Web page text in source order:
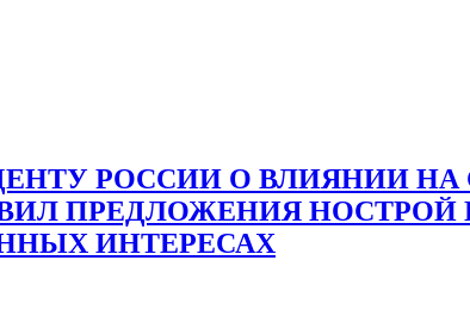
РОССИИ О ВЛИЯНИИ
ПРЕДЛОЖЕНИЯ
ИНТЕРЕСАХ